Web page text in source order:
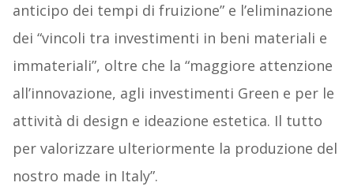
anticipo dei tempi di fruizione” e l’eliminazione
dei “vincoli tra investimenti in beni materiali e
immateriali”, oltre che la “maggiore attenzione
all’innovazione, agli investimenti Green e per le
attività di design e ideazione estetica. Il tutto
per valorizzare ulteriormente la produzione del
nostro made in Italy”.